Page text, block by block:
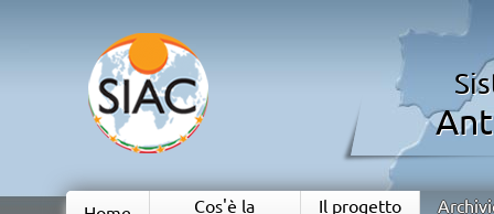
Cos'è la
Il progetto